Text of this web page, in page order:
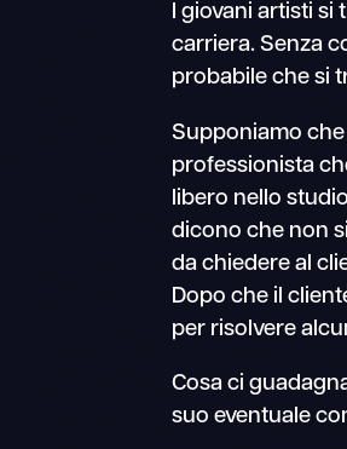
I giovani artisti si
carriera. Senza
probabile che si
Supponiamo
professionista
libero nello
dicono che non
da chiedere al
Dopo che il
per risolvere
Cosa ci
suo eventuale